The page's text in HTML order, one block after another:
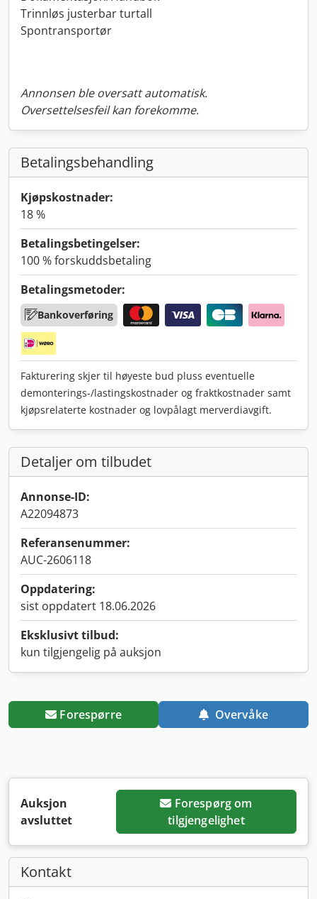
Trinnløs justerbar turtall
Spontransportør
Annonsen ble oversatt automatisk.
Oversettelsesfeil kan forekomme.
Betalingsbehandling
Kjøpskostnader:
18 %
Betalingsbetingelser:
100 % forskuddsbetaling
Betalingsmetoder:
Bankoverføring
Fakturering skjer til høyeste bud pluss eventuelle
demonterings-/lastingskostnader og fraktkostnader samt
kjøpsrelaterte kostnader og lovpålagt merverdiavgift.
Detaljer om tilbudet
Annonse-ID:
A22094873
Referansenummer:
AUC-2606118
Oppdatering:
sist oppdatert 18.06.2026
Eksklusivt tilbud:
kun tilgjengelig på auksjon
Forespørre Overvåke
Auksjon
avsluttet
Forespørg om
tilgjengelighet
Kontakt